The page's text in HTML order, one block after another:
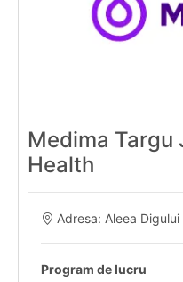
Medima Targu
Health
Adresa: Aleea
Program de lucru